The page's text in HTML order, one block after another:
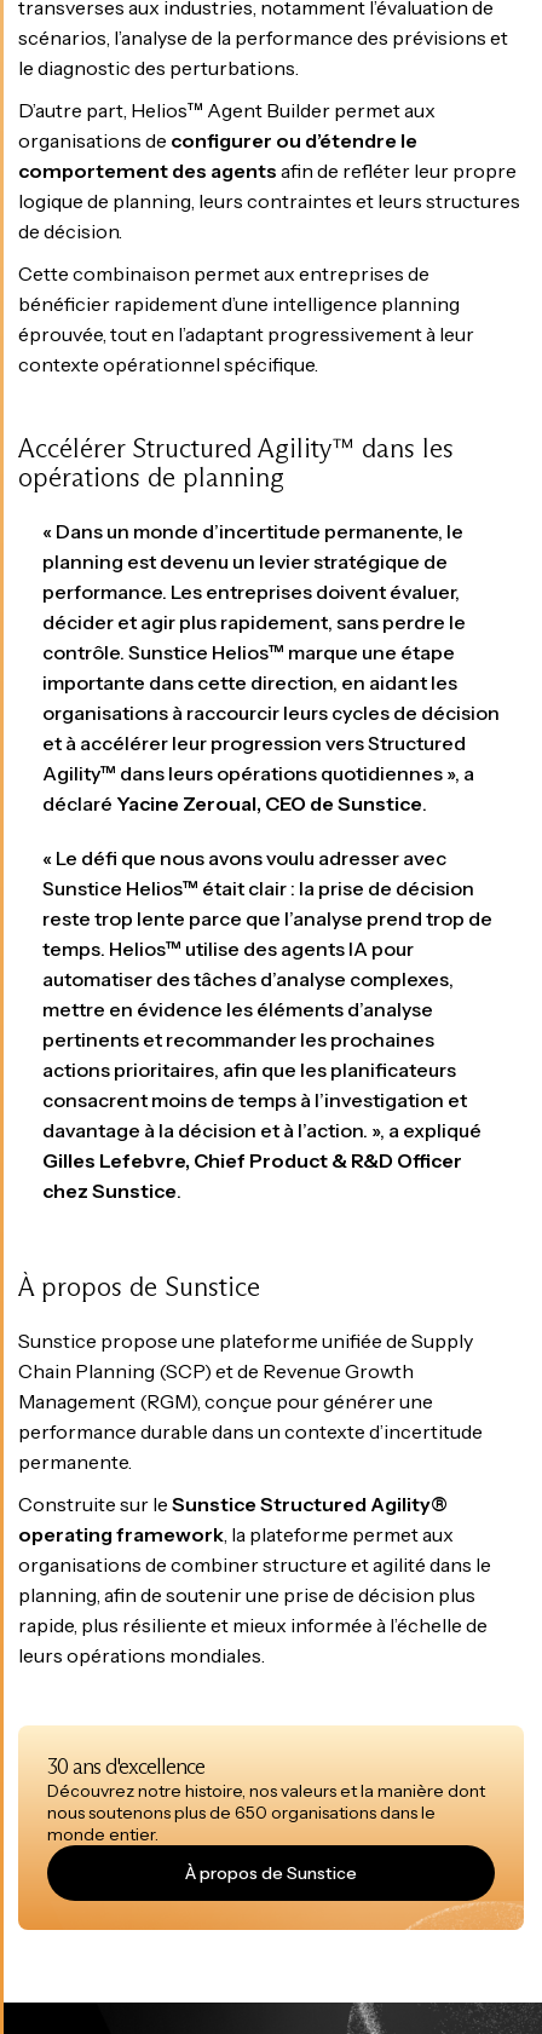
transverses aux industries, notamment l’évaluation de
scénarios, l’analyse de la performance des prévisions et
le diagnostic des perturbations.
D’autre part, Helios™ Agent Builder permet aux
organisations de configurer ou d’étendre le
comportement des agents afin de refléter leur propre
logique de planning, leurs contraintes et leurs structures
de décision.
Cette combinaison permet aux entreprises de
bénéficier rapidement d’une intelligence planning
éprouvée, tout en l’adaptant progressivement à leur
contexte opérationnel spécifique.
Accélérer Structured Agility™ dans les
opérations de planning
« Dans un monde d’incertitude permanente, le
planning est devenu un levier stratégique de
performance. Les entreprises doivent évaluer,
décider et agir plus rapidement, sans perdre le
contrôle. Sunstice Helios™ marque une étape
importante dans cette direction, en aidant les
organisations à raccourcir leurs cycles de décision
et à accélérer leur progression vers Structured
Agility™ dans leurs opérations quotidiennes », a
déclaré Yacine Zeroual, CEO de Sunstice.
« Le défi que nous avons voulu adresser avec
Sunstice Helios™ était clair : la prise de décision
reste trop lente parce que l’analyse prend trop de
temps. Helios™ utilise des agents IA pour
automatiser des tâches d’analyse complexes,
mettre en évidence les éléments d’analyse
pertinents et recommander les prochaines
actions prioritaires, afin que les planificateurs
consacrent moins de temps à l’investigation et
davantage à la décision et à l’action. », a expliqué
Gilles Lefebvre, Chief Product & R&D Officer
chez Sunstice.
À propos de Sunstice
Sunstice propose une plateforme unifiée de Supply
Chain Planning (SCP) et de Revenue Growth
Management (RGM), conçue pour générer une
performance durable dans un contexte d’incertitude
permanente.
Construite sur le Sunstice Structured Agility®
operating framework, la plateforme permet aux
organisations de combiner structure et agilité dans le
planning, afin de soutenir une prise de décision plus
rapide, plus résiliente et mieux informée à l’échelle de
leurs opérations mondiales.
30 ans d'excellence
Découvrez notre histoire, nos valeurs et la manière dont
nous soutenons plus de 650 organisations dans le
monde entier.
À propos de Sunstice